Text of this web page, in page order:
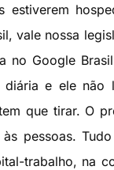
estiverem
vale nossa
no Google
e ele não
que tirar. O
às pessoas.
trabalho, na